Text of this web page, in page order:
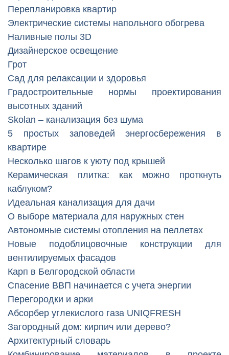
Перепланировка квартир
Электрические системы напольного обогрева
Наливные полы 3D
Дизайнерское освещение
Грот
Сад для релаксации и здоровья
Градостроительные нормы проектирования
высотных зданий
Skolan – канализация без шума
5 простых заповедей энергосбережения в
квартире
Несколько шагов к уюту под крышей
Керамическая плитка: как можно проткнуть
каблуком?
Идеальная канализация для дачи
О выборе материала для наружных стен
Автономные системы отопления на пеллетах
Новые подоблицовочные конструкции для
вентилируемых фасадов
Карп в Белгородской области
Спасение ВВП начинается с учета энергии
Перегородки и арки
Абсорбер углекислого газа UNIQFRESH
Загородный дом: кирпич или дерево?
Архитектурный словарь